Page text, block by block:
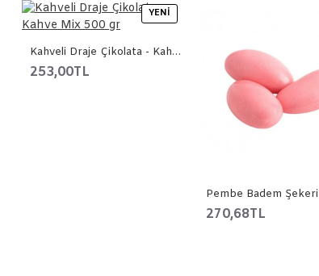
YENI
Kahveli Draje Çikolata - Kahve Mix 500 gr
253,00TL
270,68TL